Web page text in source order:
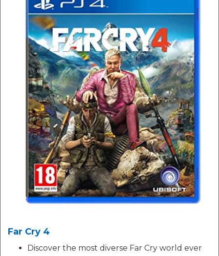
Far Cry 4
Discover the most diverse Far Cry world ever